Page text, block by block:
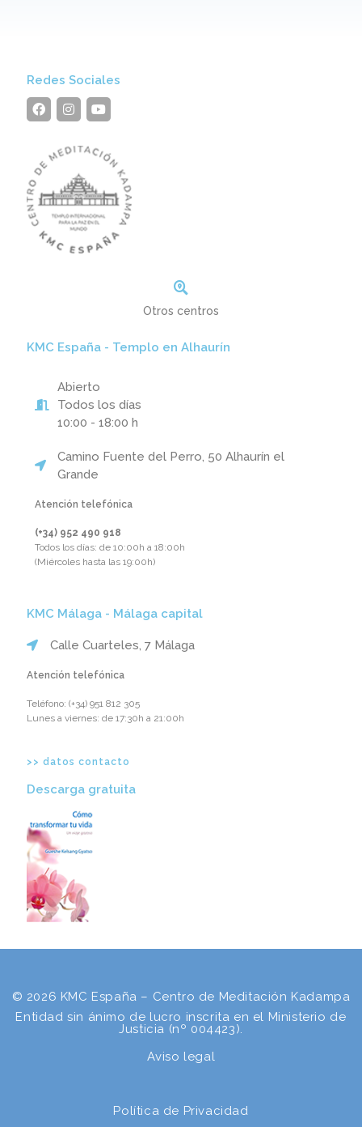
Redes Sociales
Otros centros
KMC España - Templo en Alhaurín
Abierto
Todos los días
10:00 - 18:00 h
Camino Fuente del Perro, 50 Alhaurín el
Grande
Atención telefónica
(+34) 952 490 918‬
Todos los días: de 10:00h a 18:00h
(Miércoles hasta las 19:00h)
KMC Málaga - Málaga capital
Calle Cuarteles, 7 Málaga
Atención telefónica
Teléfono: ‪(+34) 951 812 305‬
Lunes a viernes: de 17:30h a 21:00h
>> datos contacto
Descarga gratuita​
© 2026 KMC España – Centro de Meditación Kadampa
Entidad sin ánimo de lucro inscrita en el Ministerio de
Justicia (nº 004423).
Aviso legal
Política de Privacidad